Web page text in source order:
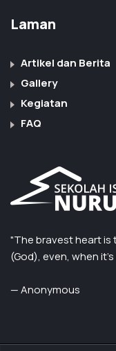
Laman
Artikel dan Berita
Gallery
Kegiatan
FAQ
"The bravest heart
(God), even, when
— Anonymous